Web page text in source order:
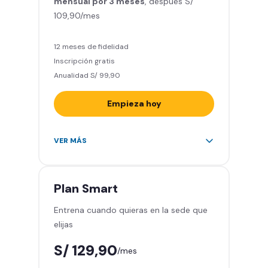
masajes
que quieras
109,90/mes
12 meses de fidelidad
Inscripción gratis
Anualidad S/ 99,90
Empieza hoy
Entrena en todos los gimnasios de
de peso libre e integrado -
Máquinas, pesas, discos y barras
Clases grupales con profesores -
Smart Fit App - Tu plan de
VER MÁS
Plan Smart
Entrena cuando quieras en la sede que
elijas
S/ 129,90/mes